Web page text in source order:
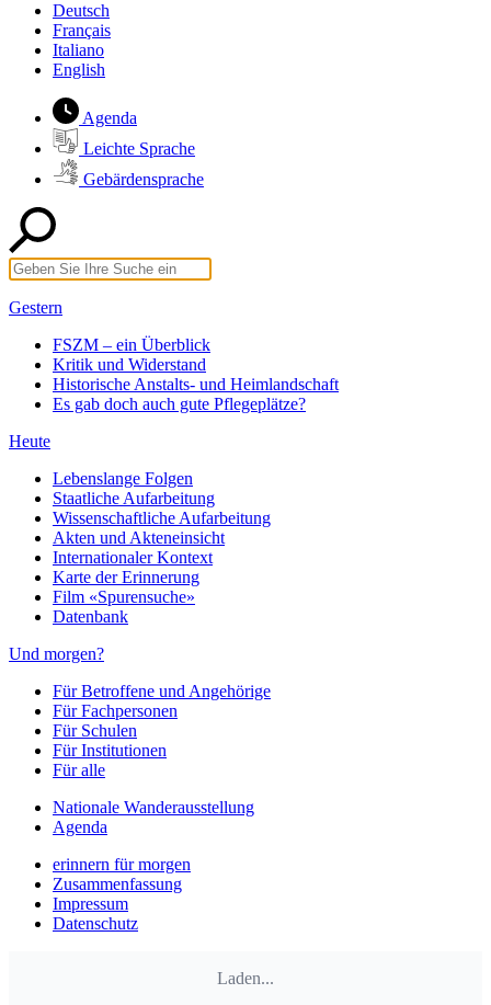
Deutsch
Français
Italiano
English
Agenda
Leichte Sprache
Gebärdensprache
Gestern
FSZM – ein Überblick
Kritik und Widerstand
Historische Anstalts- und Heimlandschaft
Es gab doch auch gute Pflegeplätze?
Heute
Lebenslange Folgen
Staatliche Aufarbeitung
Wissenschaftliche Aufarbeitung
Akten und Akteneinsicht
Internationaler Kontext
Karte der Erinnerung
Film «Spurensuche»
Datenbank
Und morgen?
Für Betroffene und Angehörige
Für Fachpersonen
Für Schulen
Für Institutionen
Für alle
Nationale Wanderausstellung
Agenda
erinnern für morgen
Zusammenfassung
Impressum
Datenschutz
Laden...